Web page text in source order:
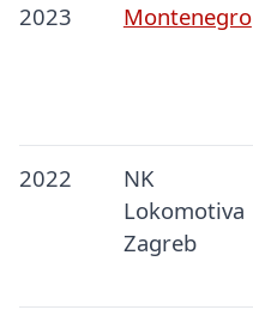
2023 Montenegro
2022
NK
Lokomotiva
Zagreb